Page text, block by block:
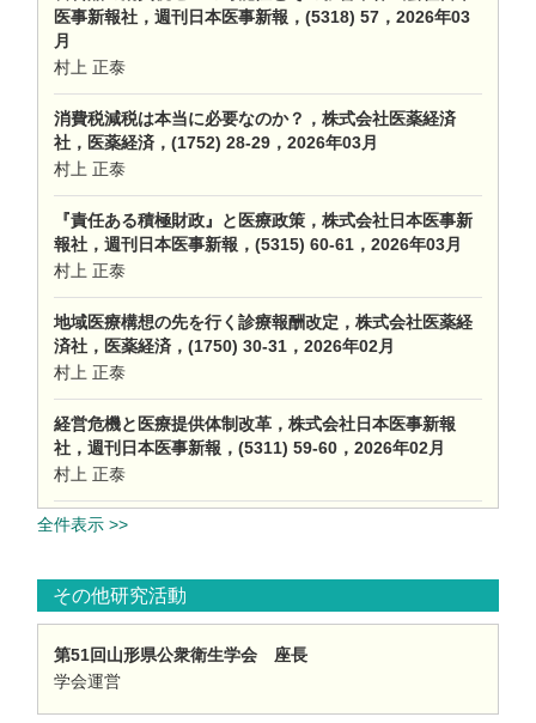
医事新報社，週刊日本医事新報，(5318) 57，2026年03
月
村上 正泰
消費税減税は本当に必要なのか？，株式会社医薬経済
社，医薬経済，(1752) 28-29，2026年03月
村上 正泰
『責任ある積極財政』と医療政策，株式会社日本医事新
報社，週刊日本医事新報，(5315) 60-61，2026年03月
村上 正泰
地域医療構想の先を行く診療報酬改定，株式会社医薬経
済社，医薬経済，(1750) 30-31，2026年02月
村上 正泰
経営危機と医療提供体制改革，株式会社日本医事新報
社，週刊日本医事新報，(5311) 59-60，2026年02月
村上 正泰
全件表示 >>
その他研究活動
第51回山形県公衆衛生学会 座長
学会運営